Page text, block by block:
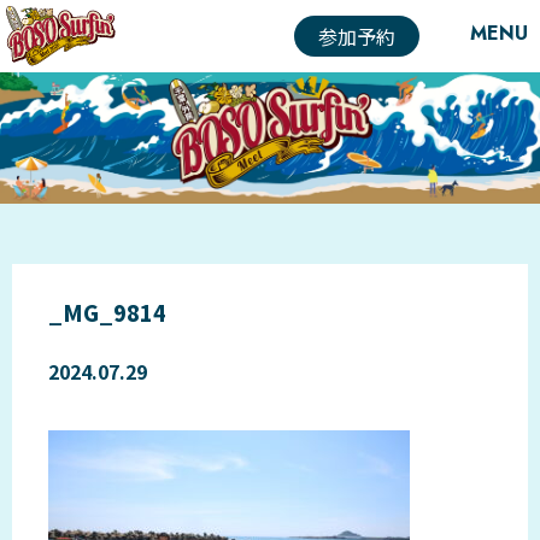
参加予約 MENU
_MG_9814
2024.07.29